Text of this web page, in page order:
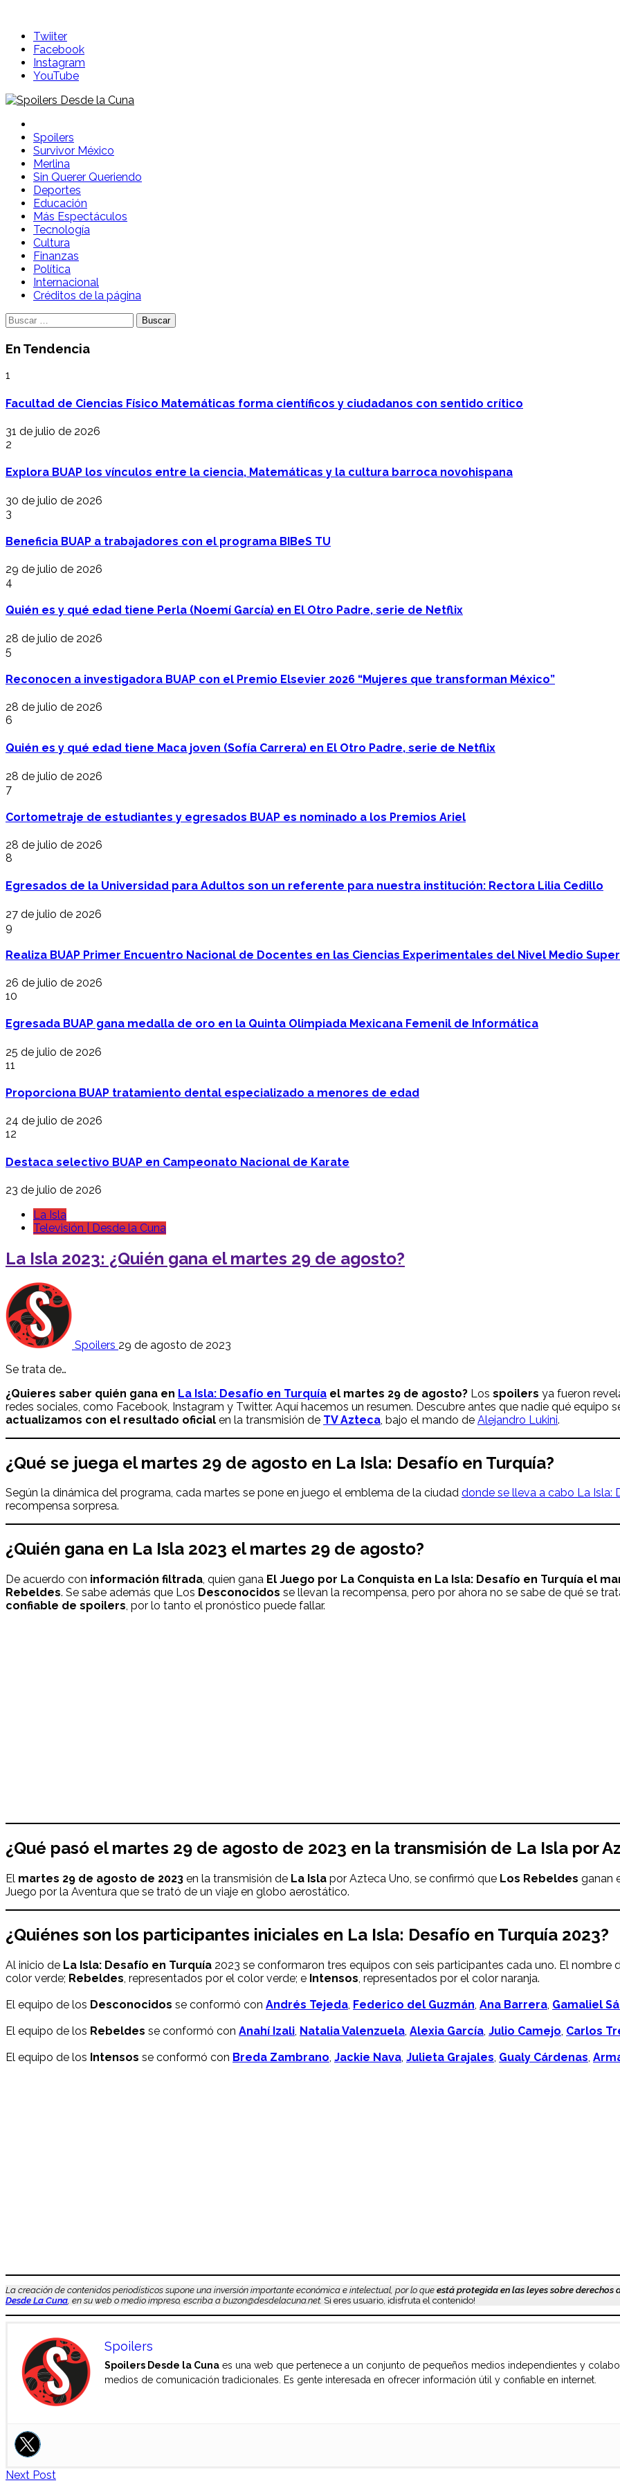
contentTwiiter
Facebook
Instagram
YouTube
Spoilers Desde la Cuna
Sitio con información sobre series, película, reality shows y telenovelas
Spoilers
Survivor México
Merlina
Sin Querer Queriendo
Deportes
Educación
Más Espectáculos
Tecnología
Cultura
Finanzas
Política
Internacional
Créditos de la página
Buscar:
En Tendencia
1
Facultad de Ciencias Físico Matemáticas forma científicos y ciudadanos con sentido crítico
31 de julio de 2026
2
Explora BUAP los vínculos entre la ciencia, Matemáticas y la cultura barroca novohispana
30 de julio de 2026
3
Beneficia BUAP a trabajadores con el programa BIBeS TU
29 de julio de 2026
4
Quién es y qué edad tiene Perla (Noemí García) en El Otro Padre, serie de Netflix
28 de julio de 2026
5
Reconocen a investigadora BUAP con el Premio Elsevier 2026 “Mujeres que transforman México”
28 de julio de 2026
6
Quién es y qué edad tiene Maca joven (Sofía Carrera) en El Otro Padre, serie de Netflix
28 de julio de 2026
7
Cortometraje de estudiantes y egresados BUAP es nominado a los Premios Ariel
28 de julio de 2026
8
Egresados de la Universidad para Adultos son un referente para nuestra institución: Rectora Lilia Cedillo
27 de julio de 2026
9
Realiza BUAP Primer Encuentro Nacional de Docentes en las Ciencias Experimentales del Nivel Medio
26 de julio de 2026
10
Egresada BUAP gana medalla de oro en la Quinta Olimpiada Mexicana Femenil de Informática
25 de julio de 2026
11
Proporciona BUAP tratamiento dental especializado a menores de edad
24 de julio de 2026
12
Destaca selectivo BUAP en Campeonato Nacional de Karate
23 de julio de 2026
La Isla
Televisión | Desde la Cuna
La Isla 2023: ¿Quién gana el martes 29 de agosto?
Spoilers 29 de agosto de 2023
Se trata de…
¿Quieres saber quién gana en La Isla: Desafío en Turquía el martes 29 de agosto? Los spoilers ya fueron
redes sociales, como Facebook, Instagram y Twitter. Aquí hacemos un resumen. Descubre antes que nadie qué
actualizamos con el resultado oficial en la transmisión de TV Azteca , bajo el mando de Alejandro Lukini.
¿Qué se juega el martes 29 de agosto en La Isla: Desafío en Turquía?
Según la dinámica del programa, cada martes se pone en juego el emblema de la ciudad donde se lleva a cabo La Isla:
recompensa sorpresa.
¿Quién gana en La Isla 2023 el martes 29 de agosto?
De acuerdo con información filtrada, quien gana El Juego por La Conquista en La Isla: Desafío en Turquía el
Rebeldes. Se sabe además que Los Desconocidos se llevan la recompensa, pero por ahora no se sabe de qué se
confiable de spoilers, por lo tanto el pronóstico puede fallar.
¿Qué pasó el martes 29 de agosto de 2023 en la transmisión de La Isla por
El martes 29 de agosto de 2023 en la transmisión de La Isla por Azteca Uno, se confirmó que Los Rebeldes ganan
Juego por la Aventura que se trató de un viaje en globo aerostático.
¿Quiénes son los participantes iniciales en La Isla: Desafío en Turquía 2023?
Al inicio de La Isla: Desafío en Turquía 2023 se conformaron tres equipos con seis participantes cada uno. El nombre
color verde; Rebeldes, representados por el color verde; e Intensos, representados por el color naranja.
El equipo de los Desconocidos se conformó con Andrés Tejeda, Federico del Guzmán, Ana Barrera, Gamaliel
El equipo de los Rebeldes se conformó con Anahí Izali, Natalia Valenzuela, Alexia García, Julio Camejo, Carlos
El equipo de los Intensos se conformó con Breda Zambrano, Jackie Nava, Julieta Grajales, Gualy Cárdenas,
La creación de contenidos periodísticos supone una inversión importante económica e intelectual, por lo que está protegida en las leyes sobre derechos
Desde La Cuna , en su web o medio impreso, escriba a buzon@desdelacuna.net. Si eres usuario, ¡disfruta el contenido!
Spoilers
Spoilers Desde la Cuna es una web que pertenece a un conjunto de pequeños medios independientes y
medios de comunicación tradicionales. Es gente interesada en ofrecer información útil y confiable en internet.
Next Post